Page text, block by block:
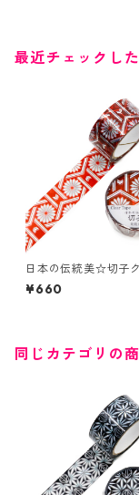
最近チェックし
日本の伝統美☆切子
ープ☆GR-4107☆菊
ログラム箔☆20mm
¥660
同じカテゴリの